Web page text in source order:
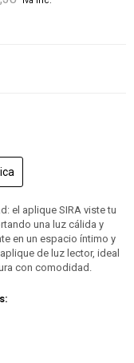
el aplique SIRA viste tu
una luz cálida y
en un espacio íntimo y
de luz lector, ideal
con comodidad.